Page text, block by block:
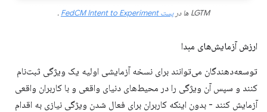
LGTM ها در پست FedCM Intent to Experiment .
ارزش آزمایش‌های مبدا
توسعه‌دهندگان می‌توانند برای نسخه آزمایشی اولیه یک ویژگی ثبت‌نام
کنند و سپس آن ویژگی را در محیط‌های دنیای واقعی و با کاربران واقعی
آزمایش کنند - بدون اینکه کاربران برای فعال شدن ویژگی نیازی به اقدام